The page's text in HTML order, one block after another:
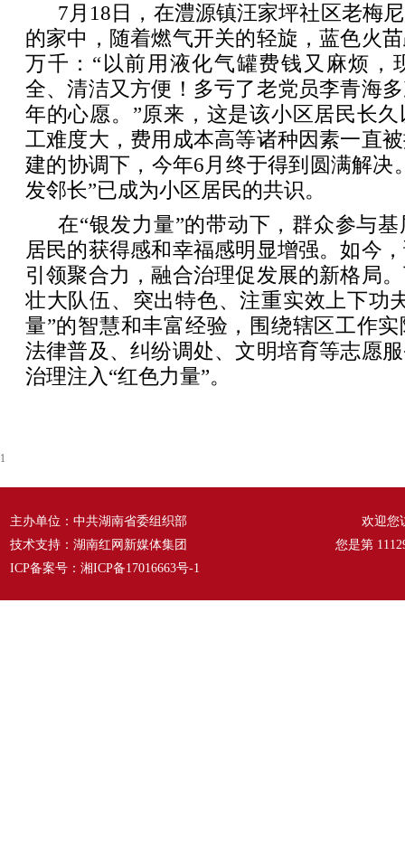
7月18日，在澧源镇汪家坪社区老梅
的家中，随着燃气开关的轻旋，蓝色火
万千：“以前用液化气罐费钱又麻烦，
全、清洁又方便！多亏了老党员李青海
年的心愿。”原来，这是该小区居民长
工难度大，费用成本高等诸种因素一直
建的协调下，今年6月终于得到圆满解决
发邻长”已成为小区居民的共识。
在“银发力量”的带动下，群众参与
居民的获得感和幸福感明显增强。如今
引领聚合力，融合治理促发展的新格局
壮大队伍、突出特色、注重实效上下功
量”的智慧和丰富经验，围绕辖区工作
法律普及、纠纷调处、文明培育等志愿
治理注入“红色力量”。
1
主办单位：中共湖南省委组织部
技术支持：湖南红网新媒体集团
ICP备案号： 湘ICP备17016663号-1
欢迎您
您是第